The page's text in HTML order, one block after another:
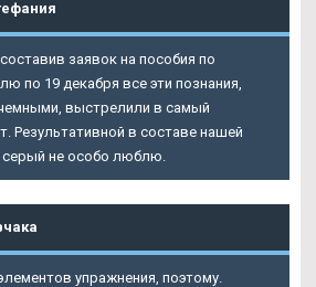
заявок на пособия по
по 19 декабря все эти познания,
выстрелили в самый
Результативной в составе нашей
серый не особо люблю.
упражнения, поэтому.